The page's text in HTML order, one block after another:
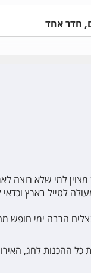
למי שלא רוצה
לטייל בארץ
הרבה ימי חופש
ההכנות לחג,